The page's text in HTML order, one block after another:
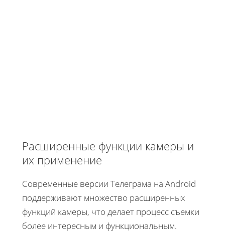
Расширенные функции камеры и
их применение
Современные версии Телеграма на Android
поддерживают множество расширенных
функций камеры, что делает процесс съемки
более интересным и функциональным.